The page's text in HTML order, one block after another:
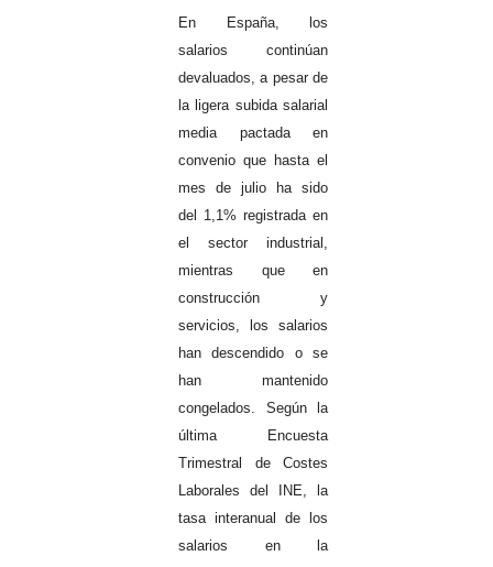
En España, los
salarios continúan
devaluados, a pesar de
la ligera subida salarial
media pactada en
convenio que hasta el
mes de julio ha sido
del 1,1% registrada en
el sector industrial,
mientras que en
construcción y
servicios, los salarios
han descendido o se
han mantenido
congelados. Según la
última Encuesta
Trimestral de Costes
Laborales del INE, la
tasa interanual de los
salarios en la